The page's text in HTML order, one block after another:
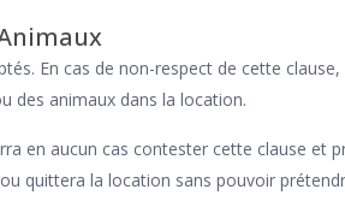
En cas de non-respect de cette clause,
des animaux dans la location.
en aucun cas contester cette clause et
quittera la location sans pouvoir